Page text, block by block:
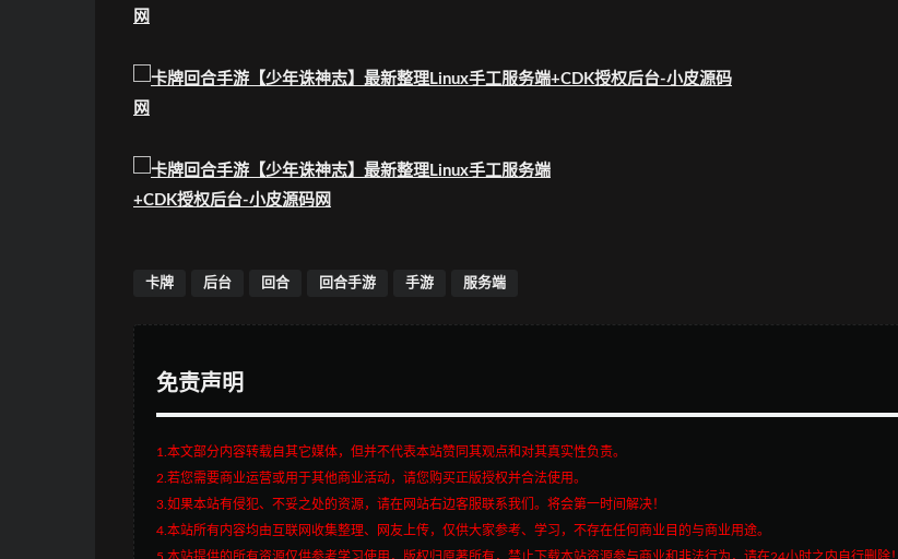
卡牌 后台 回合 回合手游 手游 服务端
免责声明
1.本文部分内容转载自其它媒体，但并不代表本站赞同其观点和对其真实性负责。
2.若您需要商业运营或用于其他商业活动，请您购买正版授权并合法使用。
3.如果本站有侵犯、不妥之处的资源，请在网站右边客服联系我们。将会第一时间解决！
4.本站所有内容均由互联网收集整理、网友上传，仅供大家参考、学习，不存在任何商业目的与商业用途。